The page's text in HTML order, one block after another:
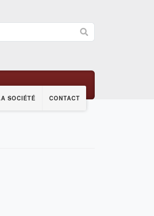
SOCIÉTÉ CONTACT